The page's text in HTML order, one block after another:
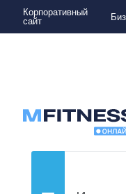
Корпоративный
сайт